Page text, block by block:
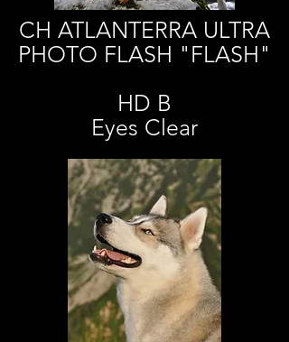
CH ATLANTERRA ULTRA
PHOTO FLASH "FLASH"
HD B
Eyes Clear